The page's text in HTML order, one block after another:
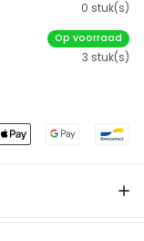
0 stuk(s)
Op voorraad
3 stuk(s)